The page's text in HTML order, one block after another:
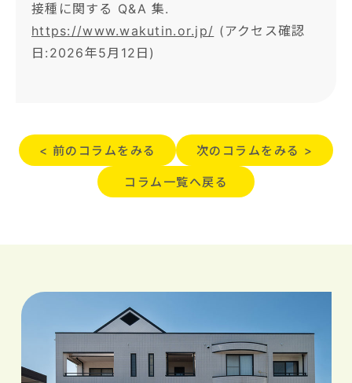
接種に関する Q&A 集.
https://www.wakutin.or.jp/ (アクセス確認
日:2026年5月12日)
< 前のコラムをみる 次のコラムをみる >
コラム一覧へ戻る